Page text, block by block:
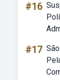
#16
#17